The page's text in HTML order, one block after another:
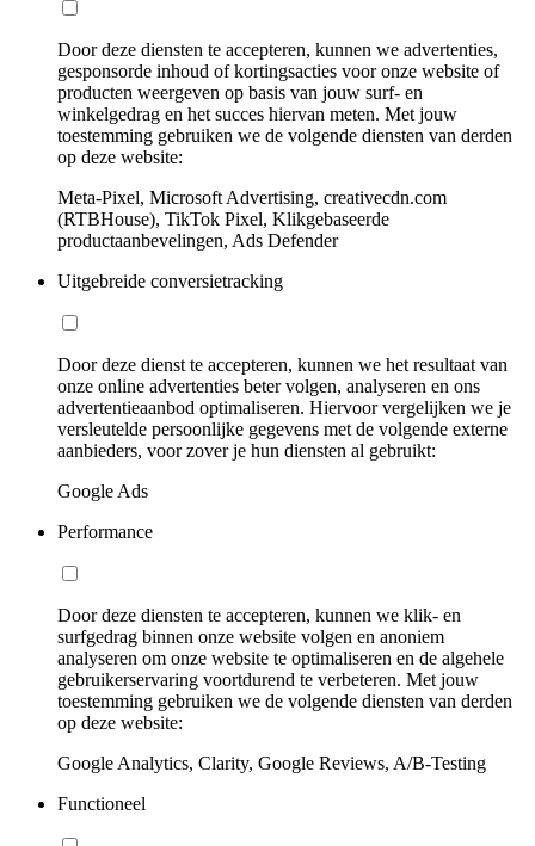
Door deze diensten te accepteren, kunnen we advertenties,
gesponsorde inhoud of kortingsacties voor onze website of
producten weergeven op basis van jouw surf- en
winkelgedrag en het succes hiervan meten. Met jouw
toestemming gebruiken we de volgende diensten van derden
op deze website:
Meta-Pixel, Microsoft Advertising, creativecdn.com
(RTBHouse), TikTok Pixel, Klikgebaseerde
productaanbevelingen, Ads Defender
Uitgebreide conversietracking
Door deze dienst te accepteren, kunnen we het resultaat van
onze online advertenties beter volgen, analyseren en ons
advertentieaanbod optimaliseren. Hiervoor vergelijken we je
versleutelde persoonlijke gegevens met de volgende externe
aanbieders, voor zover je hun diensten al gebruikt:
Google Ads
Performance
Door deze diensten te accepteren, kunnen we klik- en
surfgedrag binnen onze website volgen en anoniem
analyseren om onze website te optimaliseren en de algehele
gebruikerservaring voortdurend te verbeteren. Met jouw
toestemming gebruiken we de volgende diensten van derden
op deze website:
Google Analytics, Clarity, Google Reviews, A/B-Testing
Functioneel